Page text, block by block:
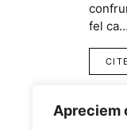
Apreciem
fel ca…